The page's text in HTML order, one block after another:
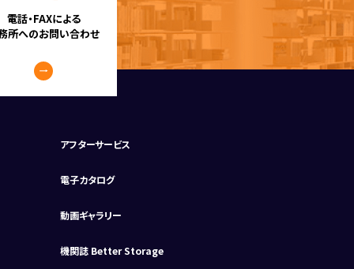
電話・FAXによる
所へのお問い合わせ
アフターサービス
電子カタログ
動画ギャラリー
機関誌 Better Storage